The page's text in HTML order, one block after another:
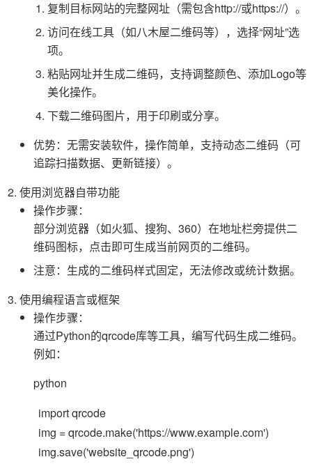
复制目标网站的完整网址（需包含http://或https://）。
访问在线工具（如八木屋二维码等），选择“网址”选
项。
粘贴网址并生成二维码，支持调整颜色、添加Logo等
美化操作。
下载二维码图片，用于印刷或分享。
优势：无需安装软件，操作简单，支持动态二维码（可
追踪扫描数据、更新链接）。
使用浏览器自带功能
操作步骤：
部分浏览器（如火狐、搜狗、360）在地址栏旁提供二
维码图标，点击即可生成当前网页的二维码。
注意：生成的二维码样式固定，无法修改或统计数据。
使用编程语言或框架
操作步骤：
通过Python的qrcode库等工具，编写代码生成二维码。
例如：
python
import qrcode
img = qrcode.make('https://www.example.com')
img.save('website_qrcode.png')